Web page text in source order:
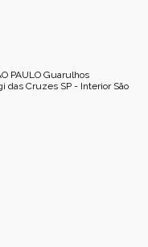
PAULO Guarulhos
das Cruzes SP - Interior São